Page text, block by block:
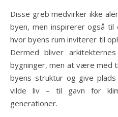
Disse greb medvirker ikke
byen, men inspirerer også
hvor byens rum inviterer til
Dermed bliver
bygninger, men at være med
byens struktur og give
vilde liv – til gavn for
generationer.